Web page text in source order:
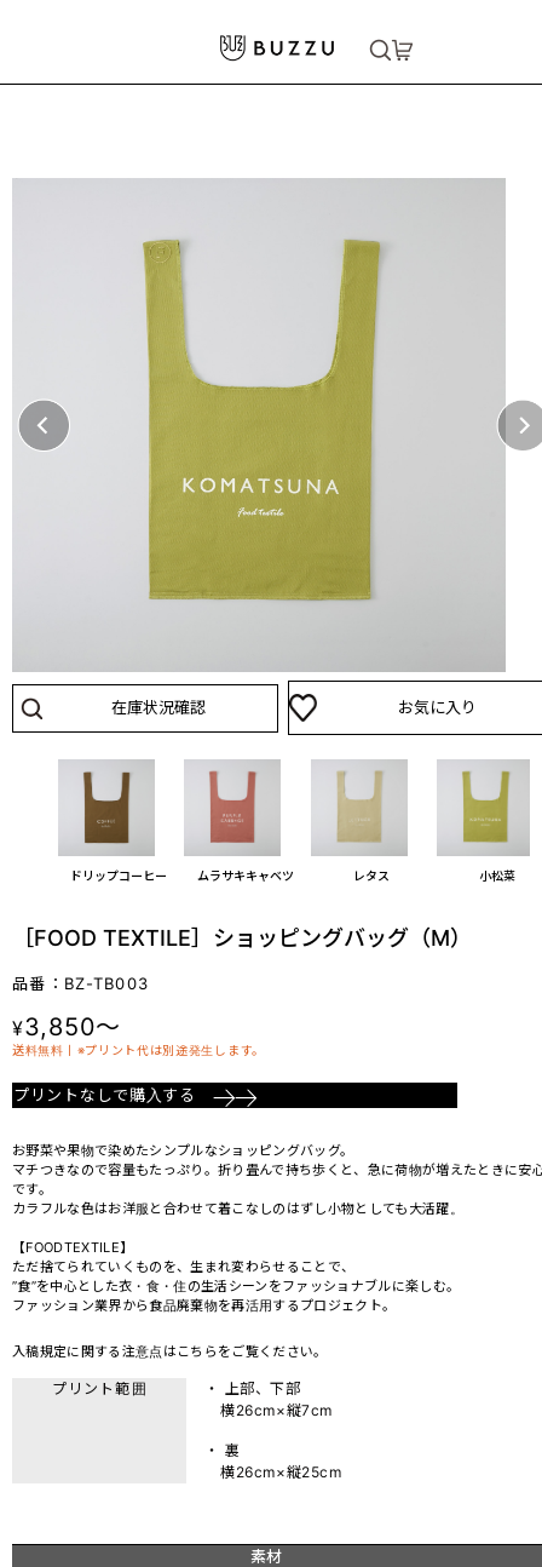
トートバッグ
［FOOD TEXTILE］ショッピングバッグ（M）
在庫状況確認 お気に入り
ドリップコーヒー ムラサキキャベツ レタス 小松菜
［FOOD TEXTILE］ショッピングバッグ（M）
品番：BZ-TB003
¥3,850～
送料無料丨※プリント代は別途発生します。
プリントなしで購入する
お野菜や果物で染めたシンプルなショッピングバッグ。
マチつきなので容量もたっぷり。折り畳んで持ち歩くと、急に荷物が増えたときに安
です。
カラフルな色はお洋服と合わせて着こなしのはずし小物としても大活躍。
【FOODTEXTILE】
ただ捨てられていくものを、生まれ変わらせることで、
”食”を中心とした衣・食・住の生活シーンをファッショナブルに楽しむ。
ファッション業界から食品廃棄物を再活用するプロジェクト。
入稿規定に関する注意点は こちら をご覧ください。
プリント範囲
・ 上部、下部
横26cm×縦7cm
・ 裏
横26cm×縦25cm
素材